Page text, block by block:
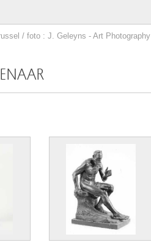
/ foto : J. Geleyns - Art Photography